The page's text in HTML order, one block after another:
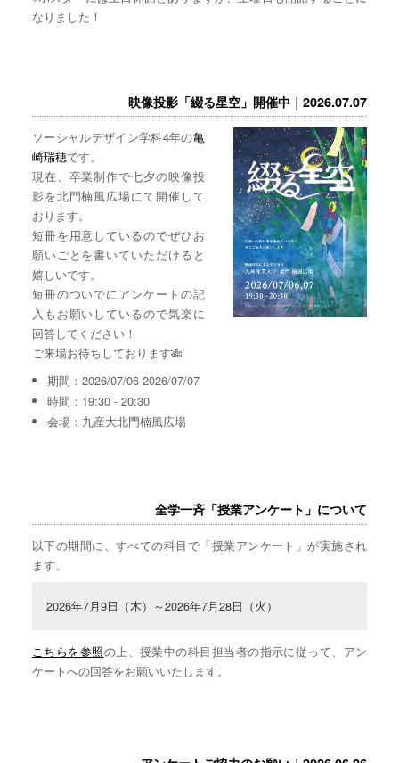
なりました！
映像投影「綴る星空」開催中｜2026.07.07
ソーシャルデザイン学科4年の亀
崎瑞穂です。
現在、卒業制作で七夕の映像投
影を北門楠風広場にて開催して
おります。
短冊を用意しているのでぜひお
願いごとを書いていただけると
嬉しいです。
短冊のついでにアンケートの記
入もお願いしているので気楽に
回答してください！
ご来場お待ちしております🎋
期間：2026/07/06-2026/07/07
時間：19:30 - 20:30
会場：九産大北門楠風広場
全学一斉「授業アンケート」について
以下の期間に、すべての科目で「授業アンケート」が実施され
ます。
2026年7月9日（木）～2026年7月28日（火）
こちらを参照の上、授業中の科目担当者の指示に従って、アン
ケートへの回答をお願いいたします。